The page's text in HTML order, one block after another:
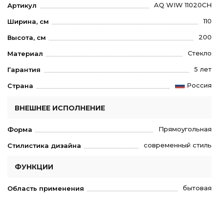
Артикул AQ WIW 11020CH
Ширина, см 110
Высота, см 200
Материал Стекло
Гарантия 5 лет
Страна Россия
ВНЕШНЕЕ ИСПОЛНЕНИЕ
Форма Прямоугольная
Стилистика дизайна современный стиль
ФУНКЦИИ
Область применения бытовая